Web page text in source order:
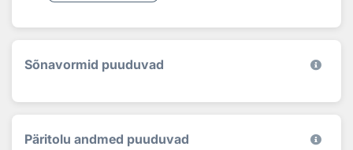
Sõnavormid puuduvad
Päritolu andmed puuduvad